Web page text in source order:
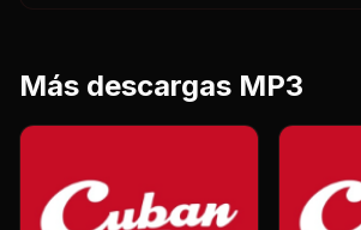
Más descargas MP3